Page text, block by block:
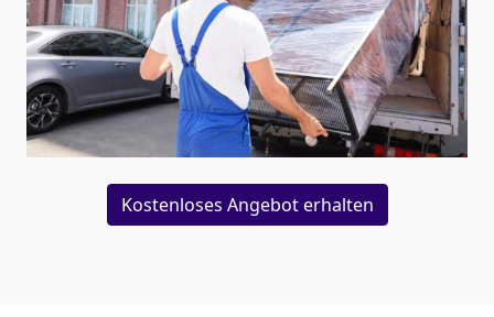
Kostenloses Angebot erhalten